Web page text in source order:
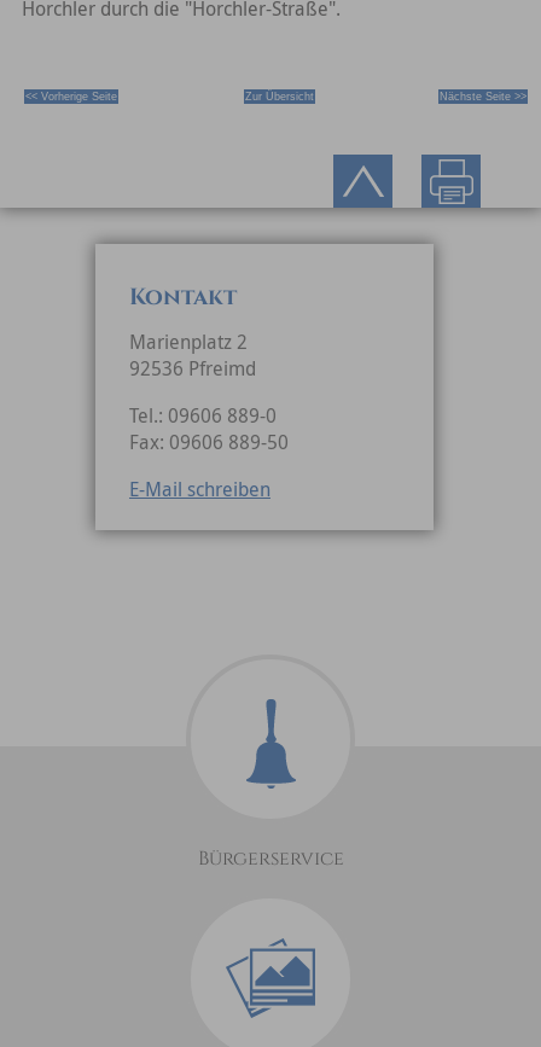
Horchler durch die "Horchler-Straße".
<< Vorherige Seite Zur Übersicht Nächste Seite >>
Kontakt
Marienplatz 2
92536 Pfreimd
Tel.: 09606 889-0
Fax: 09606 889-50
E-Mail schreiben
Bürgerservice